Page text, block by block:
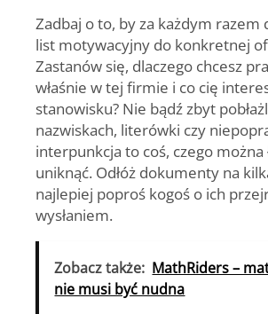
Zadbaj o to, by za każdym razem
list motywacyjny do konkretnej
Zastanów się, dlaczego chcesz
właśnie w tej firmie i co cię
stanowisku? Nie bądź zbyt
nazwiskach, literówki czy
interpunkcja to coś, czego można
uniknąć. Odłóż dokumenty na
najlepiej poproś kogoś o ich
wysłaniem.
Zobacz także: MathRiders –
nie musi być nudna